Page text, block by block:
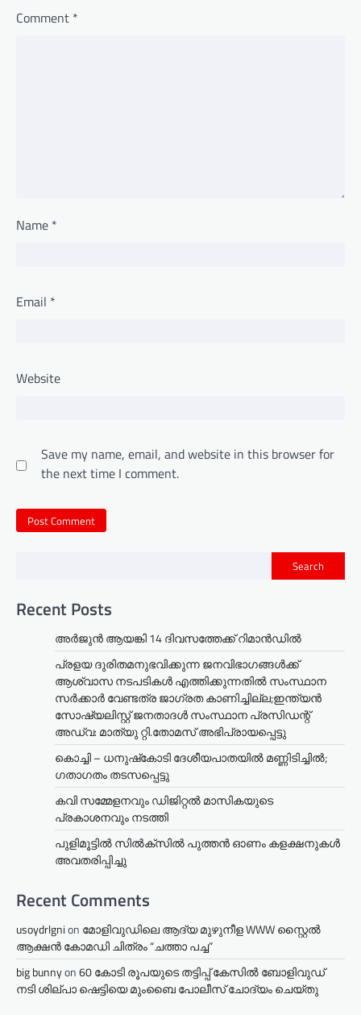
Comment *
Name *
Email *
Website
Save my name, email, and website in this browser for
the next time I comment.
Search
Recent Posts
അര്‍ജുന്‍ ആയങ്കി 14 ദിവസത്തേക്ക് റിമാന്‍ഡില്‍
പ്രളയ ദുരിതമനുഭവിക്കുന്ന ജനവിഭാഗങ്ങൾക്ക്
ആശ്വാസ നടപടികൾ എത്തിക്കുന്നതിൽ സംസ്ഥാന
സർക്കാർ വേണ്ടത്ര ജാഗ്രത കാണിച്ചില്ല;ഇന്ത്യൻ
സോഷ്യലിസ്റ്റ് ജനതാദൾ സംസ്ഥാന പ്രസിഡന്റ്
അഡ്വ: മാത്യു റ്റി.തോമസ് അഭിപ്രായപ്പെട്ടു
കൊച്ചി – ധനുഷ്‌കോടി ദേശീയപാതയിൽ മണ്ണിടിച്ചിൽ;
ഗതാഗതം തടസപ്പെട്ടു
കവി സമ്മേളനവും ഡിജിറ്റൽ മാസികയുടെ
പ്രകാശനവും നടത്തി
പുളിമൂട്ടിൽ സിൽക്‌സിൽ പുത്തൻ ഓണം കളക്ഷനുകൾ
അവതരിപ്പിച്ചു
Recent Comments
usoydrlgnion മോളിവുഡിലെ ആദ്യ മുഴുനീള WWW സ്റ്റൈൽ
ആക്ഷൻ കോമഡി ചിത്രം “ചത്താ പച്ച”
big bunnyon60 കോടി രൂപയുടെ തട്ടിപ്പ് കേസിൽ ബോളിവുഡ്
നടി ശില്പാ ഷെട്ടിയെ മുംബൈ പോലീസ് ചോദ്യം ചെയ്തു